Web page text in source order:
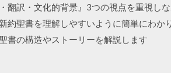
翻訳・文化的背景』3つの視点を重視し
約聖書を理解しやすいように簡単にわか
書の構造やストーリーを解説します